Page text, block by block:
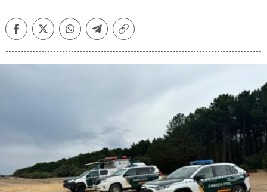
FacebookTwitterWhatsappTelegramCopiar